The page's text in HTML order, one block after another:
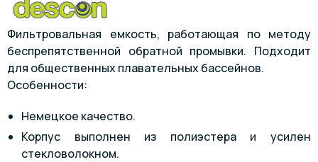
Фильтровальная емкость, работающая по методу
беспрепятственной обратной промывки. Подходит
для общественных плавательных бассейнов.
Особенности:
Немецкое качество.
Корпус выполнен из полиэстера и усилен
стекловолокном.